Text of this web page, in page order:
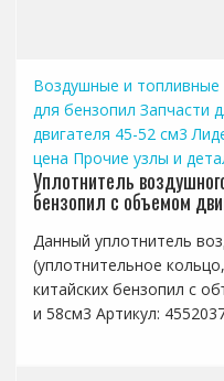
Воздушные и топливные
для бензопил Запчасти
двигателя 45-52 см3
цена Прочие узлы и
Уплотнитель
бензопил с объемом
Данный уплотнитель
(уплотнительное
китайских бензопил с
и 58см3 Артикул: